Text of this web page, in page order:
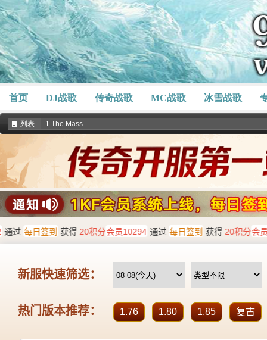
首页 DJ战歌 传奇战歌 MC战歌 冰雪战歌